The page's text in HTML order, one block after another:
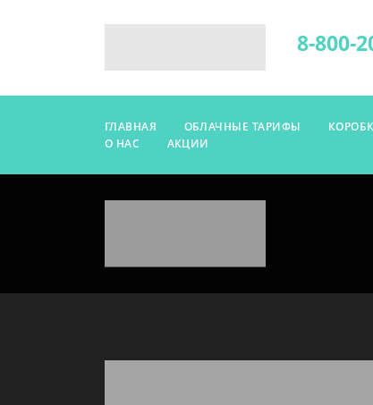
8-800-
ГЛАВНАЯ ОБЛАЧНЫЕ ТАРИФЫ
О НАС
АКЦИИ